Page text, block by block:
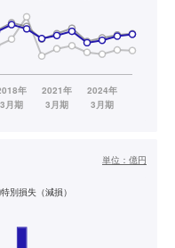
単位： 億円
特別損失（減損）